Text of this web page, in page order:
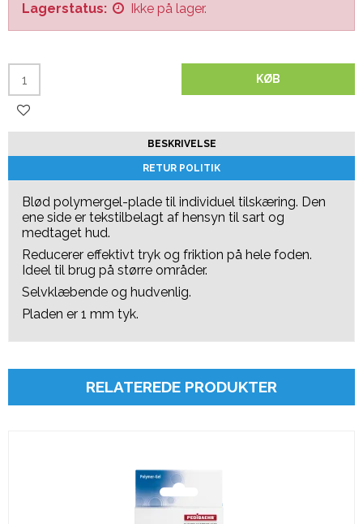
Lagerstatus: Ikke på lager.
KØB
BESKRIVELSE
RETUR POLITIK
Blød polymergel-plade til individuel tilskæring. Den
ene side er tekstilbelagt af hensyn til sart og
medtaget hud.
Reducerer effektivt tryk og friktion på hele foden.
Ideel til brug på større områder.
Selvklæbende og hudvenlig.
Pladen er 1 mm tyk.
RELATEREDE PRODUKTER